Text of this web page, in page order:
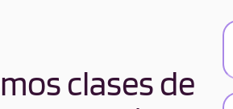
clases de